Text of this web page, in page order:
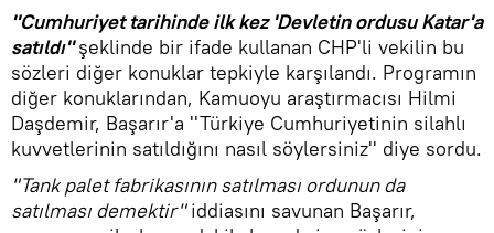
''Cumhuriyet tarihinde ilk kez 'Devletin ordusu Katar'a
satıldı'' şeklinde bir ifade kullanan CHP'li vekilin bu
sözleri diğer konuklar tepkiyle karşılandı. Programın
diğer konuklarından, Kamuoyu araştırmacısı Hilmi
Daşdemir, Başarır'a ''Türkiye Cumhuriyetinin silahlı
kuvvetlerinin satıldığını nasıl söylersiniz'' diye sordu.
"Tank palet fabrikasının satılması ordunun da
satılması demektir"iddiasını savunan Başarır,